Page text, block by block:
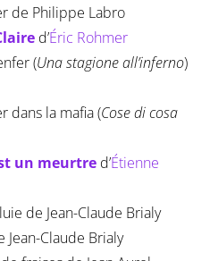
de Philippe Labro
d’Éric Rohmer
(Una stagione all’inferno)
dans la mafia (Cose di cosa
un meurtred’Étienne
de Jean-Claude Brialy
Jean-Claude Brialy